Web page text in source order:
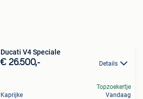
Ducati V4 Speciale
€ 26.500,- Details
Kaprijke
Topzoekertje
Vandaag